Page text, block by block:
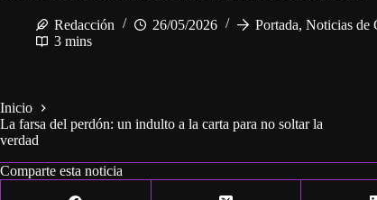
Redacción 26/05/2026 Portada, Noticias de
3 mins
Inicio
La farsa del perdón: un indulto a la carta para no soltar la
verdad
Comparte esta noticia